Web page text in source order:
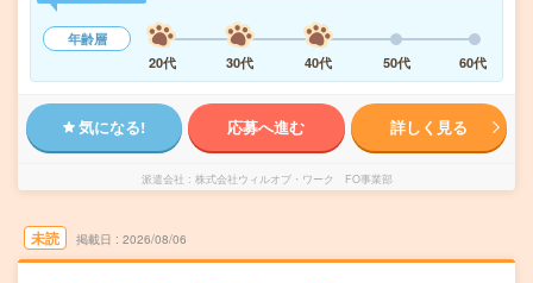
年齢層
20代
30代 40代 50代 60代
気になる! 応募へ進む 詳しく見る
派遣会社 株式会社ウィルオブ・ワーク FO事業部
未読 掲載日 2026/08/06